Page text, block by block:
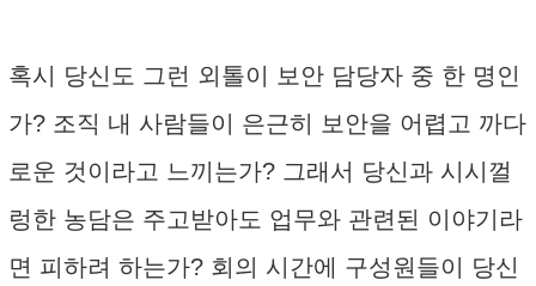
혹시 당신도 그런 외톨이 보안 담당자 중 한 명인
가? 조직 내 사람들이 은근히 보안을 어렵고 까다
로운 것이라고 느끼는가? 그래서 당신과 시시껄
렁한 농담은 주고받아도 업무와 관련된 이야기라
면 피하려 하는가? 회의 시간에 구성원들이 당신